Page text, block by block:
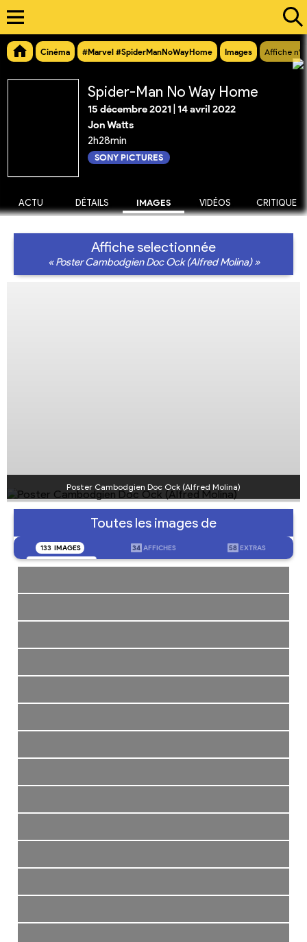
Cinéma #Marvel #SpiderManNoWayHome Images Affiche
Spider-Man No Way Home
15 décembre 2021 14 avril 2022
Jon Watts
2h28min
SONY PICTURES
ACTU DÉTAILS IMAGES VIDÉOS CRITIQUE
Affiche selectionnée
« Poster Cambodgien Doc Ock (Alfred Molina) »
Poster Cambodgien Doc Ock (Alfred Molina)
Toutes les images de
133 IMAGES 34 AFFICHES 58 EXTRAS